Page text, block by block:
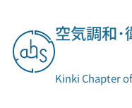
を
ス
空気調和･
Kinki Chapter